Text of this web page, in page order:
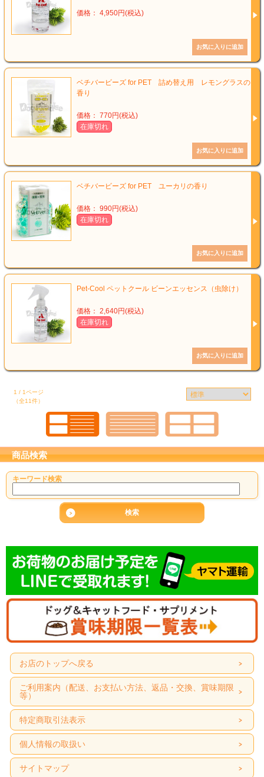
価格： 4,950円(税込)
ベチバービーズ for PET 詰め替え用 レモングラスの
香り
価格： 770円(税込)
在庫切れ
ベチバービーズ for PET ユーカリの香り
価格： 990円(税込)
在庫切れ
Pet-Cool ペットクール ビーンエッセンス（虫除け）
価格： 2,640円(税込)
在庫切れ
1 / 1ページ
（全11件）
商品検索
キーワード検索
お店のトップへ戻る
ご利用案内（配送、お支払い方法、返品・交換、賞味期限
等）
特定商取引法表示
個人情報の取扱い
サイトマップ